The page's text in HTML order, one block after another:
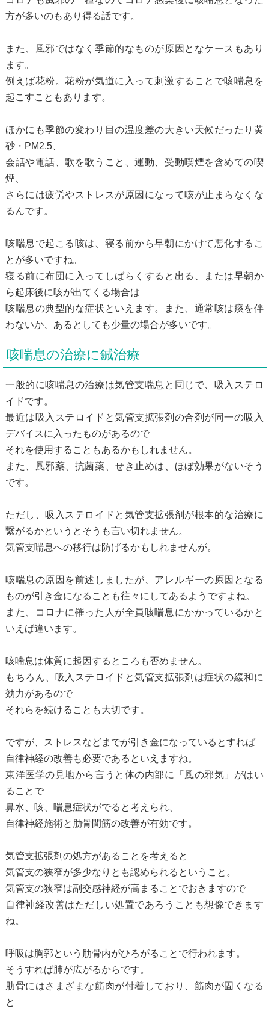
方が多いのもあり得る話です。
また、風邪ではなく季節的なものが原因となケースもあり
ます。
例えば花粉。花粉が気道に入って刺激することで咳喘息を
起こすこともあります。
ほかにも季節の変わり目の温度差の大きい天候だったり黄
砂・PM2.5、
会話や電話、歌を歌うこと、運動、受動喫煙を含めての喫
煙、
さらには疲労やストレスが原因になって咳が止まらなくな
るんです。
咳喘息で起こる咳は、寝る前から早朝にかけて悪化するこ
とが多いですね。
寝る前に布団に入ってしばらくすると出る、または早朝か
ら起床後に咳が出てくる場合は
咳喘息の典型的な症状といえます。また、通常咳は痰を伴
わないか、あるとしても少量の場合が多いです。
咳喘息の治療に鍼治療
一般的に咳喘息の治療は気管支喘息と同じで、吸入ステロ
イドです。
最近は吸入ステロイドと気管支拡張剤の合剤が同一の吸入
デバイスに入ったものがあるので
それを使用することもあるかもしれません。
また、風邪薬、抗菌薬、せき止めは、ほぼ効果がないそう
です。
ただし、吸入ステロイドと気管支拡張剤が根本的な治療に
繋がるかというとそうも言い切れません。
気管支喘息への移行は防げるかもしれませんが。
咳喘息の原因を前述しましたが、アレルギーの原因となる
ものが引き金になることも往々にしてあるようですよね。
また、コロナに罹った人が全員咳喘息にかかっているかと
いえば違います。
咳喘息は体質に起因するところも否めません。
もちろん、吸入ステロイドと気管支拡張剤は症状の緩和に
効力があるので
それらを続けることも大切です。
ですが、ストレスなどまでが引き金になっているとすれば
自律神経の改善も必要であるといえますね。
東洋医学の見地から言うと体の内部に「風の邪気」がはい
ることで
鼻水、咳、喘息症状がでると考えられ、
自律神経施術と肋骨間筋の改善が有効です。
気管支拡張剤の処方があることを考えると
気管支の狭窄が多少なりとも認められるということ。
気管支の狭窄は副交感神経が高まることでおきますので
自律神経改善はただしい処置であろうことも想像できます
ね。
呼吸は胸郭という肋骨内がひろがることで行われます。
そうすれば肺が広がるからです。
肋骨にはさまざまな筋肉が付着しており、筋肉が固くなる
と